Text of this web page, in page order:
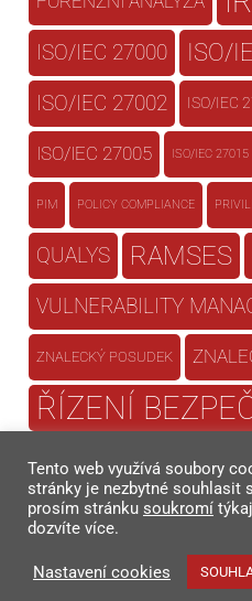
ISO/IEC 27000 ISO/
ISO/IEC 27002 ISO/IEC
ISO/IEC 27005 ISO/IEC 27015
PIM POLICY COMPLIANCE
QUALYS RAMSES
VULNERABILITY
ZNALECKÝ POSUDEK
ŘÍZENÍ
ŘÍZENÍ
INFORMACÍ
ŘÍZENÍ
ŘÍZENÍ RIZIK
Tento web využívá soubory
stránky je nezbytné souhlasit
prosím stránku soukromí
dozvíte více.
Nastavení cookies